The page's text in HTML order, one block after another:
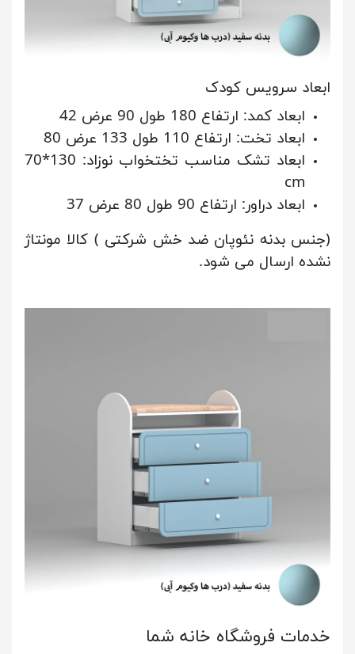
ابعاد سرویس کودک
ابعاد کمد: ارتفاع 180 طول 90 عرض 42
ابعاد تخت: ارتفاع 110 طول 133 عرض 80
ابعاد تشک مناسب تختخواب نوزاد: 130*70
cm
ابعاد دراور: ارتفاع 90 طول 80 عرض 37
(جنس بدنه نئوپان ضد خش شرکتی ) کالا مونتاژ
نشده ارسال می شود.
خدمات فروشگاه خانه شما